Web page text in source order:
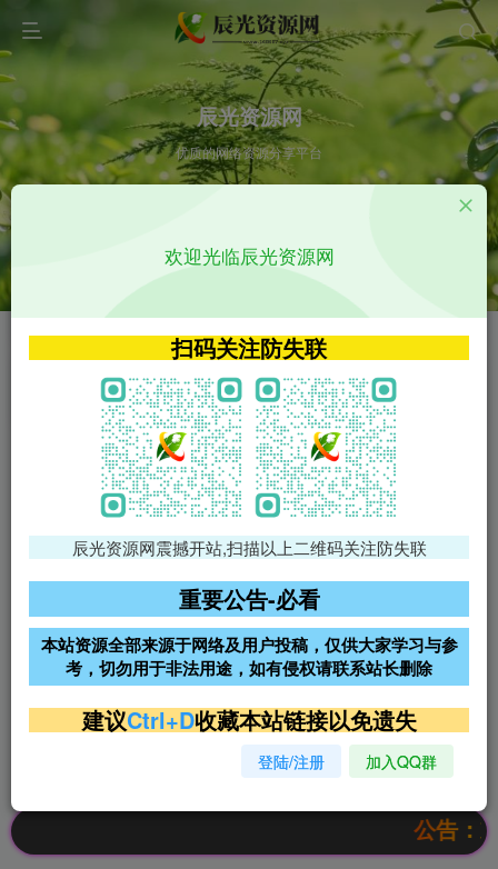
辰光资源网
优质的网络资源分享平台
VIP特权介绍 APP源码
VIP特权介绍
火
VIP特权介绍
影视源码
影视源码
免费领支付宝红包
腾讯轻量4核4G3M服务器38元/
阿里云2核2G200M服务器68元/
年
雨云高防免备案服务器
超低价文字广告位招租 超低价文字广告位招租
超低价文字广告位招租
公告：欢迎访
欢迎光临辰光资源网
扫码关注防失联
辰光资源网震撼开站,扫描以上二维码关注防失联
重要公告-必看
本站资源全部来源于网络及用户投稿，仅供大家学习与参
考，切勿用于非法用途，如有侵权请联系站长删除
建议Ctrl+D收藏本站链接以免遗失
登陆/注册 加入QQ群